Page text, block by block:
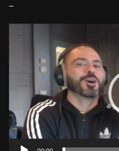
–